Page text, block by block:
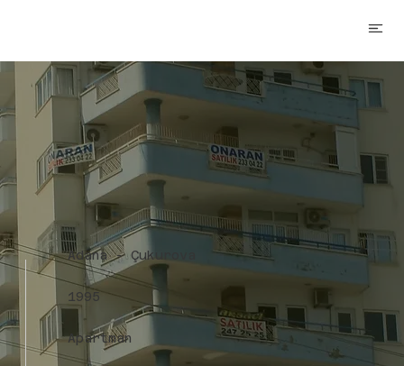
Adana - Çukurova
1995
Apartman